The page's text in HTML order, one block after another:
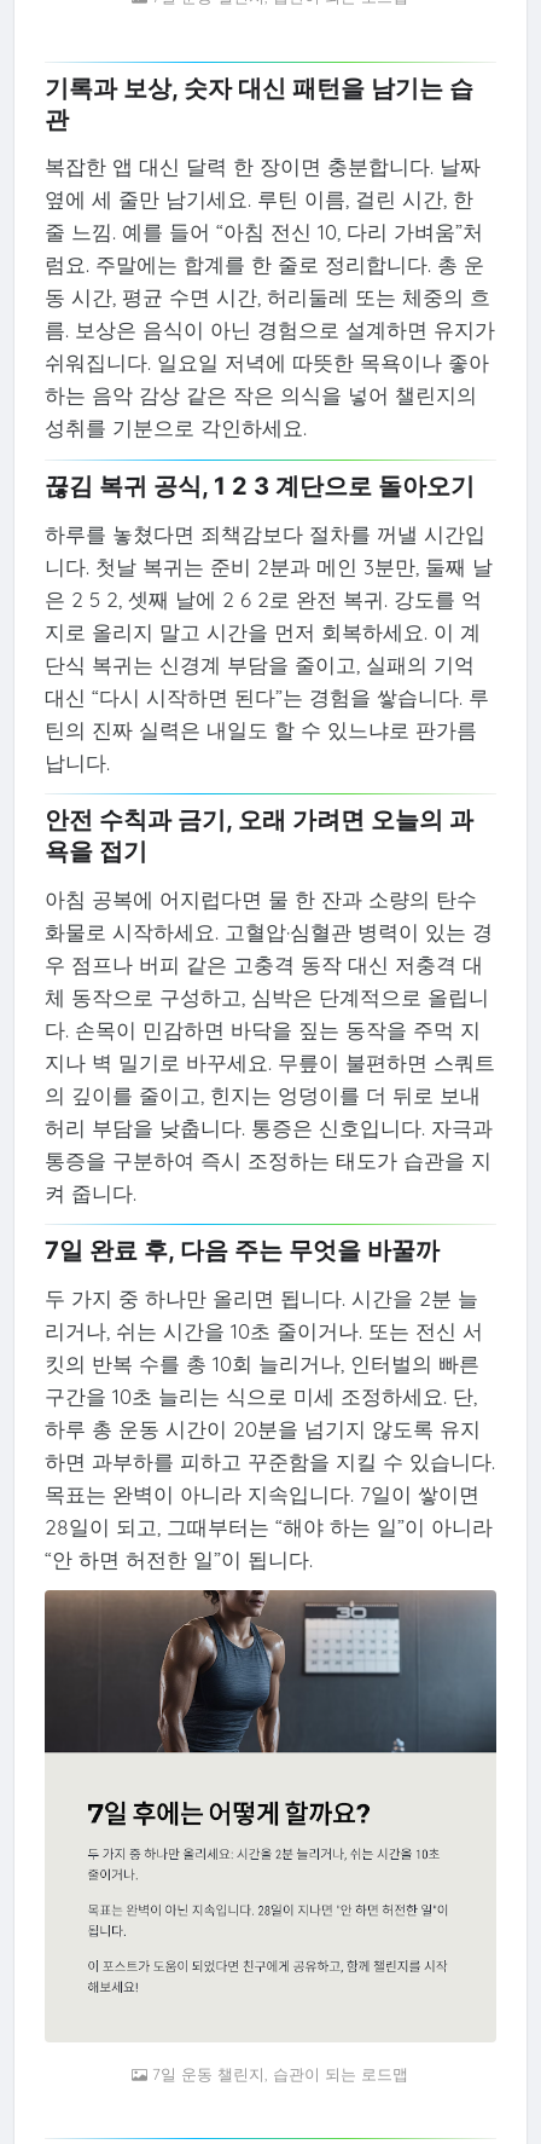
기록과 보상, 숫자 대신 패턴을 남기는 습
관
복잡한 앱 대신 달력 한 장이면 충분합니다. 날짜
옆에 세 줄만 남기세요. 루틴 이름, 걸린 시간, 한
줄 느낌. 예를 들어 “아침 전신 10, 다리 가벼움”처
럼요. 주말에는 합계를 한 줄로 정리합니다. 총 운
동 시간, 평균 수면 시간, 허리둘레 또는 체중의 흐
름. 보상은 음식이 아닌 경험으로 설계하면 유지가
쉬워집니다. 일요일 저녁에 따뜻한 목욕이나 좋아
하는 음악 감상 같은 작은 의식을 넣어 챌린지의
성취를 기분으로 각인하세요.
끊김 복귀 공식, 1 2 3 계단으로 돌아오기
하루를 놓쳤다면 죄책감보다 절차를 꺼낼 시간입
니다. 첫날 복귀는 준비 2분과 메인 3분만, 둘째 날
은 2 5 2, 셋째 날에 2 6 2로 완전 복귀. 강도를 억
지로 올리지 말고 시간을 먼저 회복하세요. 이 계
단식 복귀는 신경계 부담을 줄이고, 실패의 기억
대신 “다시 시작하면 된다”는 경험을 쌓습니다. 루
틴의 진짜 실력은 내일도 할 수 있느냐로 판가름
납니다.
안전 수칙과 금기, 오래 가려면 오늘의 과
욕을 접기
아침 공복에 어지럽다면 물 한 잔과 소량의 탄수
화물로 시작하세요. 고혈압·심혈관 병력이 있는 경
우 점프나 버피 같은 고충격 동작 대신 저충격 대
체 동작으로 구성하고, 심박은 단계적으로 올립니
다. 손목이 민감하면 바닥을 짚는 동작을 주먹 지
지나 벽 밀기로 바꾸세요. 무릎이 불편하면 스쿼트
의 깊이를 줄이고, 힌지는 엉덩이를 더 뒤로 보내
허리 부담을 낮춥니다. 통증은 신호입니다. 자극과
통증을 구분하여 즉시 조정하는 태도가 습관을 지
켜 줍니다.
7일 완료 후, 다음 주는 무엇을 바꿀까
두 가지 중 하나만 올리면 됩니다. 시간을 2분 늘
리거나, 쉬는 시간을 10초 줄이거나. 또는 전신 서
킷의 반복 수를 총 10회 늘리거나, 인터벌의 빠른
구간을 10초 늘리는 식으로 미세 조정하세요. 단,
하루 총 운동 시간이 20분을 넘기지 않도록 유지
하면 과부하를 피하고 꾸준함을 지킬 수 있습니다.
목표는 완벽이 아니라 지속입니다. 7일이 쌓이면
28일이 되고, 그때부터는 “해야 하는 일”이 아니라
“안 하면 허전한 일”이 됩니다.
7일 운동 챌린지, 습관이 되는 로드맵